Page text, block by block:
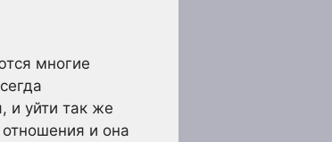
многие
и уйти так же
и она